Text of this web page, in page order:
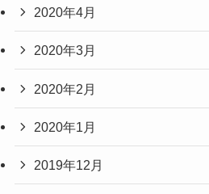
2020年4月
2020年3月
2020年2月
2020年1月
2019年12月